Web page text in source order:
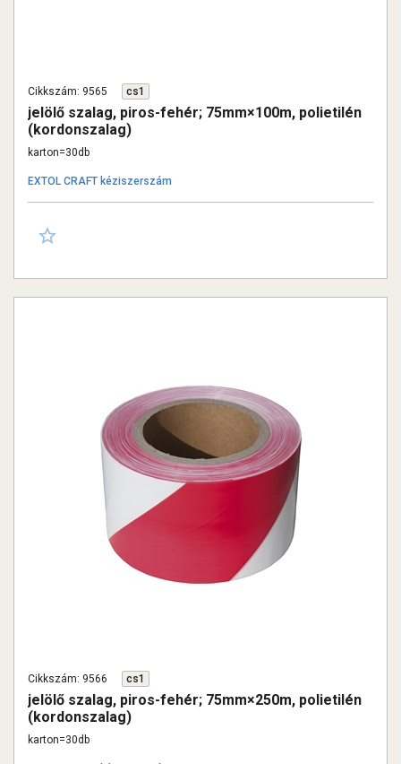
Cikkszám: 9565 cs1
jelölő szalag, piros-fehér; 75mm×100m, polietilén
(kordonszalag)
karton=30db
EXTOL CRAFT kéziszerszám
Cikkszám: 9566 cs1
jelölő szalag, piros-fehér; 75mm×250m, polietilén
(kordonszalag)
karton=30db